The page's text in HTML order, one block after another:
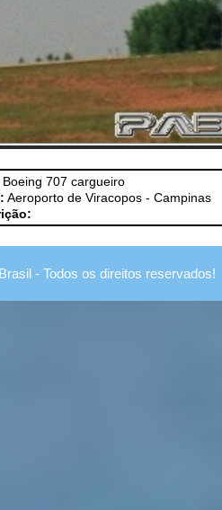
Boeing 707 cargueiro
Aeroporto de Viracopos - Campinas
- Todos os direitos reservados!